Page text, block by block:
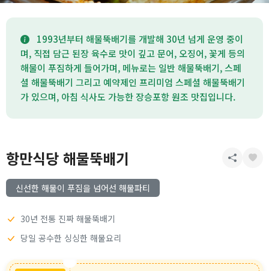
1993년부터 해물뚝배기를 개발해 30년 넘게 운영 중이
며, 직접 담근 된장 육수로 맛이 깊고 문어, 오징어, 꽃게 등의
해물이 푸짐하게 들어가며, 메뉴로는 일반 해물뚝배기, 스페
셜 해물뚝배기 그리고 예약제인 프리미엄 스페셜 해물뚝배기
가 있으며, 아침 식사도 가능한 장승포항 원조 맛집입니다.
항만식당 해물뚝배기
신선한 해물이 푸짐을 넘어선 해물파티
30년 전통 진짜 해물뚝배기
당일 공수한 싱싱한 해물요리